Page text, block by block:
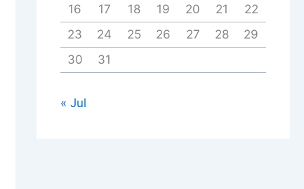
16
17 18 19 20 21
22
23
24 25 26 27 28
29
30
31
« Jul